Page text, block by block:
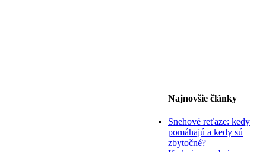
Najnovšie články
Snehové reťaze: kedy
pomáhajú a kedy sú
zbytočné?